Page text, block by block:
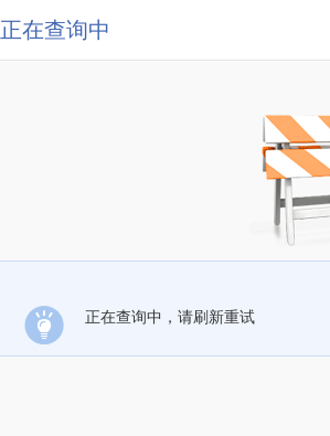
正在查询中
正在查询中，请刷新重试